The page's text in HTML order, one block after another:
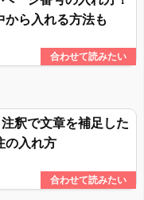
ら入れる方法も
釈で文章を補足した
の入れ方